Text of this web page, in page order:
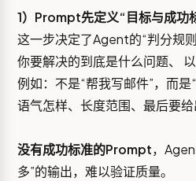
1）Prompt先定义“目标与成功
这一步决定了Agent的“判分规
你要解决的到底是什么问题、
例如：不是“帮我写邮件”，而是
语气怎样、长度范围、最后要给
没有成功标准的Prompt，
多”的输出，难以验证质量。